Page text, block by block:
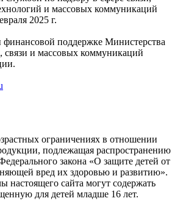
и массовых коммуникаций
2025 г.
поддержке Министерства
связи и массовых коммуникаций
ограничениях в отношении
подлежащая распространению
закона «О защите детей от
вред их здоровью и развитию».
настоящего сайта могут содержать
для детей младше 16 лет.